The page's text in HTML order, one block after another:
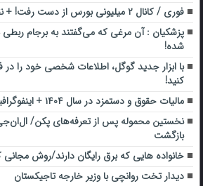
فوری / کانال ۲ میلیونی بورس از دست رفت! + نقشه
شده!
با ابزار جدید گوگل، اطلاعات شخصی خود را
کنید!
مالیات حقوق و دستمزد در سال ۱۴۰۴ + اینفوگرافیک
نخستین محموله پس از تعرفه‌های پکن/ ال‌ان‌جی
بازگشت
خانواده هایی که برق رایگان دارند/روش
دیدار تخت روانچی با وزیر خارجه تاجیکستان